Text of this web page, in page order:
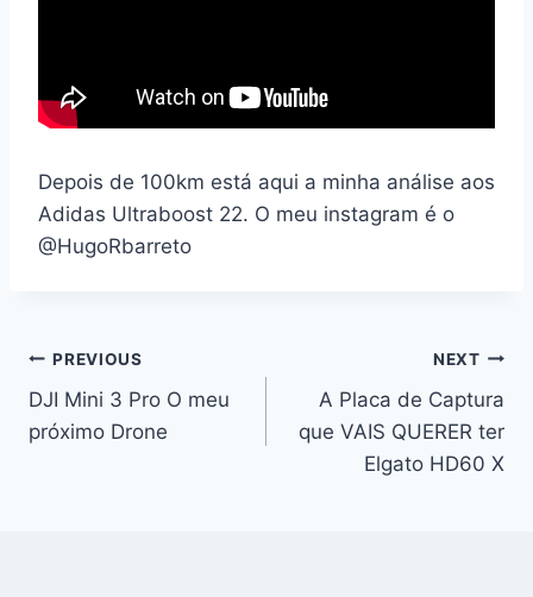
Depois de 100km está aqui a minha análise aos
Adidas Ultraboost 22. O meu instagram é o
@HugoRbarreto
Navegação
de
PREVIOUS
DJI Mini 3 Pro O meu
próximo Drone
NEXT
A Placa de Captura
que VAIS QUERER ter
Elgato HD60 X